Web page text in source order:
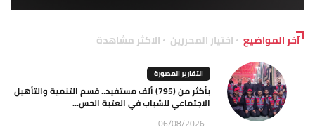
آخر المواضيع اختيار المحررين الاكثر مشاهدة
التقارير المصورة
بأكثر من (795) ألف مستفيد.. قسم التنمية والتأهيل
الاجتماعي للشباب في العتبة الحس...
06/08/2026